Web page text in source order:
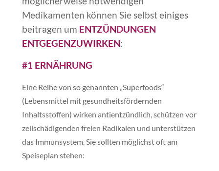
Medikamenten können Sie selbst einiges
beitragen um ENTZÜNDUNGEN
ENTGEGENZUWIRKEN:
#1 ERNÄHRUNG
Eine Reihe von so genannten „Superfoods“
(Lebensmittel mit gesundheitsfördernden
Inhaltsstoffen) wirken antientzündlich, schützen vor
zellschädigenden freien Radikalen und unterstützen
das Immunsystem. Sie sollten möglichst oft am
Speiseplan stehen: